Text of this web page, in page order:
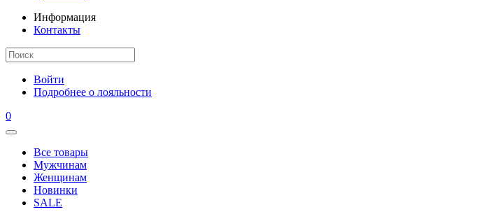
Информация
Контакты
Войти
Подробнее о лояльности
0
Все товары
Мужчинам
Женщинам
Новинки
SALE